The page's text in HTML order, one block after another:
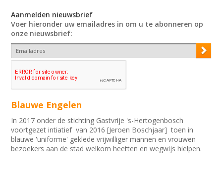
Aanmelden nieuwsbrief
Voer hieronder uw emailadres in om u te abonneren op
onze nieuwsbrief:
Blauwe Engelen
In 2017 onder de stichting Gastvrije 's-Hertogenbosch
voortgezet intiatief van 2016 [Jeroen Boschjaar] toen in
blauwe 'uniforme' geklede vrijwilliger mannen en vrouwen
bezoekers aan de stad welkom heetten en wegwijs hielpen.